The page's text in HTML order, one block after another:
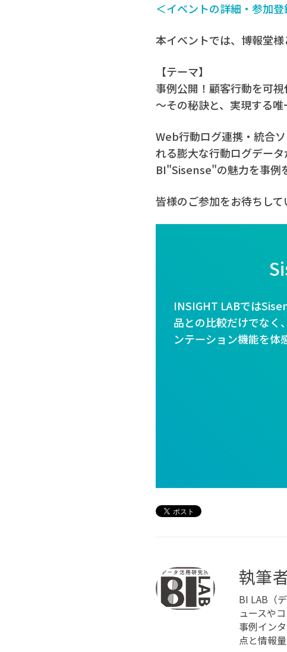
＜イベントの詳細・参加
本イベントでは、博報堂様
【テーマ】
事例公開！顧客行動を可視
～その秘訣と、実現する
Web行動ログ連携・統合
れる膨大な行動ログデー
BI"Sisense"の魅力を事例
皆様のご参加をお待ちして
INSIGHT LABでは
品との比較だけでなく
ンテーション機能を体
執筆
BI LAB（
ュースや
事例イン
点と情報